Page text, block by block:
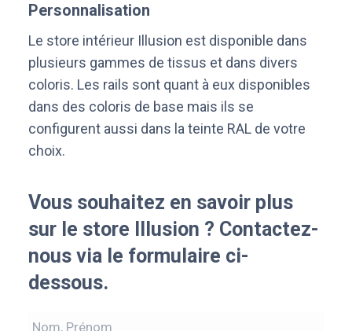
Personnalisation
Le store intérieur Illusion est disponible dans
plusieurs gammes de tissus et dans divers
coloris. Les rails sont quant à eux disponibles
dans des coloris de base mais ils se
configurent aussi dans la teinte RAL de votre
choix.
Vous souhaitez en savoir plus
sur le store Illusion ? Contactez-
nous via le formulaire ci-
dessous.